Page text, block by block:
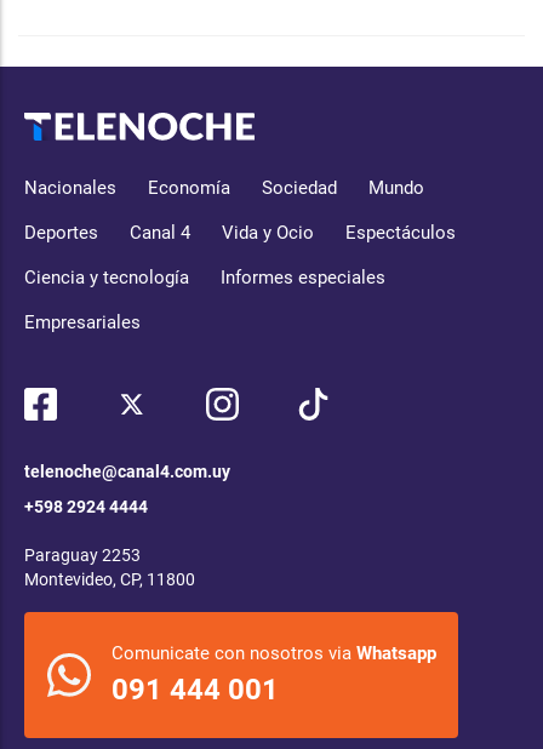
Nacionales Economía Sociedad Mundo
Deportes Canal 4 Vida y Ocio Espectáculos
Ciencia y tecnología Informes especiales
Empresariales
telenoche@canal4.com.uy
+598 2924 4444
Paraguay 2253
Montevideo, CP, 11800
Comunicate con nosotros via Whatsapp
091 444 001